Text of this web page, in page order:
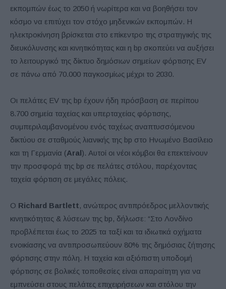
εκπομπών έως το 2050 ή νωρίτερα και να βοηθήσει τον
κόσμο να επιτύχει τον στόχο μηδενικών εκπομπών. Η
ηλεκτροκίνηση βρίσκεται στο επίκεντρο της στρατηγικής της
διευκόλυνσης και κινητικότητας και η bp σκοπεύει να αυξήσει
το λειτουργικό της δίκτυο δημόσιων σημείων φόρτισης EV
σε πάνω από 70.000 παγκοσμίως μέχρι το 2030.
Οι πελάτες EV της bp έχουν ήδη πρόσβαση σε περίπου
8.700 σημεία ταχείας και υπερταχείας φόρτισης,
συμπεριλαμβανομένου ενός ταχέως αναπτυσσόμενου
δικτύου σε σταθμούς λιανικής της bp στο Ηνωμένο Βασίλειο
και τη Γερμανία (Aral). Αυτοί οι νέοι κόμβοι θα επεκτείνουν
την προσφορά της bp σε πελάτες στόλου, παρέχοντας
ταχεία φόρτιση σε μεγάλες πόλεις.
Ο Richard Bartlett, ανώτερος αντιπρόεδρος μελλοντικής
κινητικότητας & λύσεων της bp, δήλωσε: “Στο Λονδίνο
προβλέπεται έως το 2025 τα ταξί και τα ιδιωτικά οχήματα
ενοικίασης να αντιπροσωπεύουν 80% της δημόσιας ζήτησης
φόρτισης στην πόλη. Η ταχεία και αξιόπιστη υποδομή
φόρτισης σε βολικές τοποθεσίες είναι απαραίτητη για να
εμπνεύσει στους πελάτες επιχειρήσεων και στόλου την